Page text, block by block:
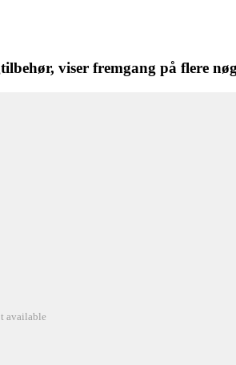
viser fremgang på flere
available